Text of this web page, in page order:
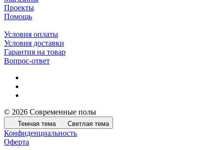
Проекты
Помощь
Условия оплаты
Условия доставки
Гарантия на товар
Вопрос-ответ
© 2026 Современные полы
Темная тема Светлая тема
Конфиденциальность
Оферта